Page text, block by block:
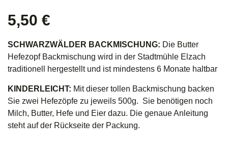
5,50 €
SCHWARZWÄLDER BACKMISCHUNG: Die Butter
Hefezopf Backmischung wird in der Stadtmühle Elzach
traditionell hergestellt und ist mindestens 6 Monate haltbar
KINDERLEICHT: Mit dieser tollen Backmischung backen
Sie zwei Hefezöpfe zu jeweils 500g. Sie benötigen noch
Milch, Butter, Hefe und Eier dazu. Die genaue Anleitung
steht auf der Rückseite der Packung.